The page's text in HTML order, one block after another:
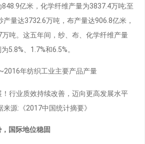
亿米，化学纤维产量为3837.4万吨;至
量达3732.6万吨，布产量达906.8亿米，
吨。这五年间，纱、布、化学纤维产量
5.8%、1.7%和6.5%。
年纺织工业主要产品产量
:《2017中国统计摘要》
国际地位稳固